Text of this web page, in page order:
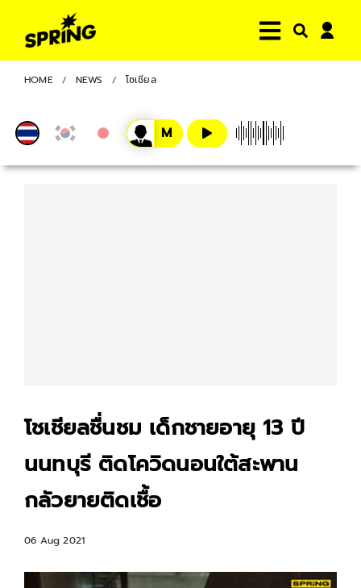
HOME NEWS โซเชียล
โชเชียลชื่นชม เด็กชายอายุ 13 ปี
นนทบุรี ติดโควิดนอนใต้สะพาน
กลัวยายติดเชื้อ
06 Aug 2021